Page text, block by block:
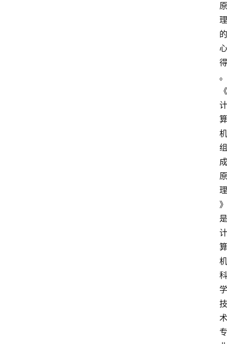
原
理
的
心
得
。
《
计
算
机
组
成
原
理
》
是
计
算
机
科
学
技
术
专